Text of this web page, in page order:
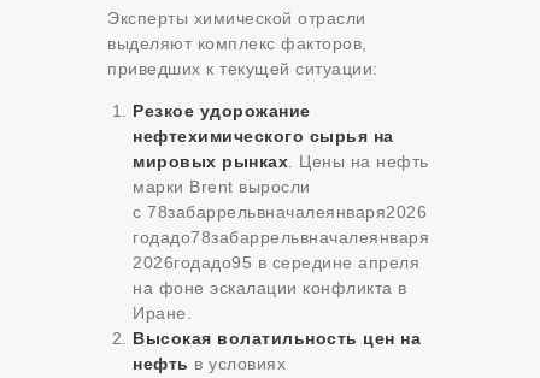
Эксперты химической отрасли
выделяют комплекс факторов,
приведших к текущей ситуации:
Резкое удорожание
нефтехимического сырья на
мировых рынках . Цены на нефть
марки Brent выросли
с 78забаррельвначалеянваря2026
годадо78забаррельвначалеянваря
2026годадо95 в середине апреля
на фоне эскалации конфликта в
Иране.
Высокая волатильность цен на
нефть в условиях